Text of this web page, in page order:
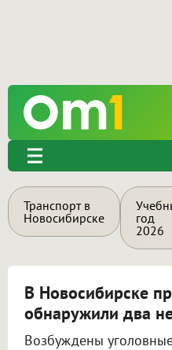
Транспорт в
Новосибирске
год
2026
В Новосибирске
обнаружили два
Возбуждены